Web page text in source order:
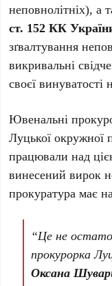
неповнолітніх), а
ст. 152 КК
зґвалтування
викривальні
своєї винуватості
Ювенальні
Луцької окружної
працювали над
винесений вирок
прокуратура має
“Це не
прокурорка
Оксана